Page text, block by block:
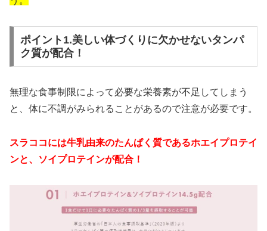
ポイント1.美しい体づくりに欠かせないタンパ
ク質が配合！
無理な食事制限によって必要な栄養素が不足してしまう
と、体に不調がみられることがあるので注意が必要です。
スラココには牛乳由来のたんぱく質であるホエイプロテイ
ンと、ソイプロテインが配合！